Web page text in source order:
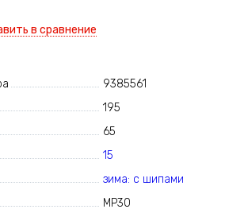
в сравнение
9385561
195
65
15
зима: с шипами
MP30